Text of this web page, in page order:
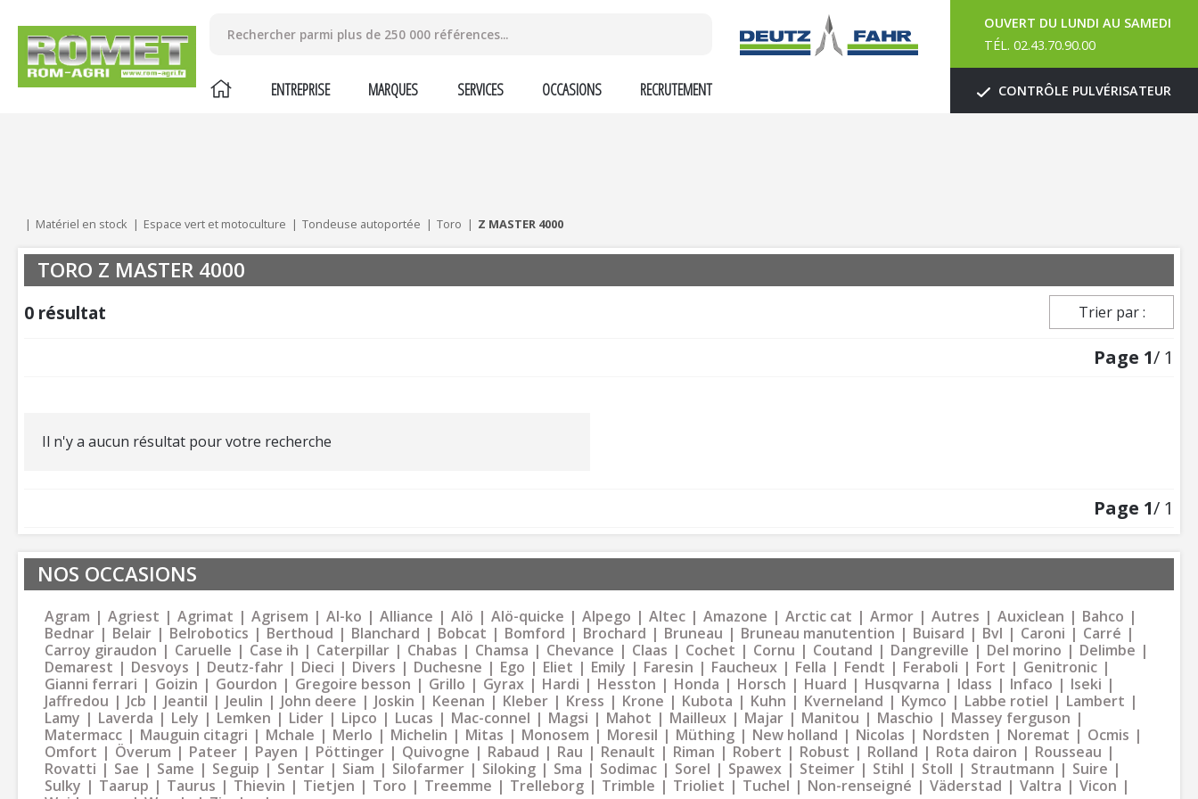
ENTREPRISE MARQUES SERVICES OCCASIONS RECRUTEMENT
OUVERT DU LUNDI AU SAMEDI
TÉL. 02.43.70.90.00
CONTRÔLE PULVÉRISATEUR
Matériel en stock Espace vert et motoculture Tondeuse autoportée Toro Z MASTER 4000
TORO Z MASTER 4000
0 résultat Trier par :
Page 1/ 1
Il n'y a aucun résultat pour votre recherche
Page 1/ 1
NOS OCCASIONS
Agram Agriest Agrimat Agrisem Al-ko Alliance Alö Alö-quicke Alpego Altec Amazone Arctic cat Armor Autres Auxiclean
Bahco
Bednar
Belair Belrobotics Berthoud Blanchard Bobcat Bomford Brochard Bruneau Bruneau manutention Buisard Bvl Caroni
Carré
Carroy giraudon
Caruelle Case ih Caterpillar Chabas Chamsa Chevance Claas Cochet Cornu Coutand Dangreville Del morino
Delimbe
Demarest
Desvoys Deutz-fahr Dieci Divers Duchesne Ego Eliet Emily Faresin Faucheux Fella Fendt Feraboli Fort
Genitronic
Gianni ferrari
Goizin Gourdon Gregoire besson Grillo Gyrax Hardi Hesston Honda Horsch Huard Husqvarna Idass Infaco
Iseki
Jaffredou
Jcb Jeantil Jeulin John deere Joskin Keenan Kleber Kress Krone Kubota Kuhn Kverneland Kymco Labbe rotiel
Lambert
Lamy
Laverda Lely Lemken Lider Lipco Lucas Mac-connel Magsi Mahot Mailleux Majar Manitou Maschio
Massey ferguson
Matermacc
Mauguin citagri Mchale Merlo Michelin Mitas Monosem Moresil Müthing New holland Nicolas Nordsten Noremat
Ocmis
Omfort
Överum Pateer Payen Pöttinger Quivogne Rabaud Rau Renault Riman Robert Robust Rolland Rota dairon
Rousseau
Rovatti
Sae Same Seguip Sentar Siam Silofarmer Siloking Sma Sodimac Sorel Spawex Steimer Stihl Stoll Strautmann
Suire
Sulky
Taarup Taurus Thievin Tietjen Toro Treemme Trelleborg Trimble Trioliet Tuchel Non-renseigné Väderstad Valtra
Vicon